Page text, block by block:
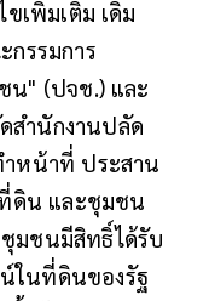
เพิ่มเติม เดิม
กรรมการ
น" (ปจช.) และ
สำนักงานปลัด
หน้าที่ ประสาน
ที่ดิน และชุมชน
มชนมีสิทธิ์ได้รับ
ในที่ดินของรัฐ